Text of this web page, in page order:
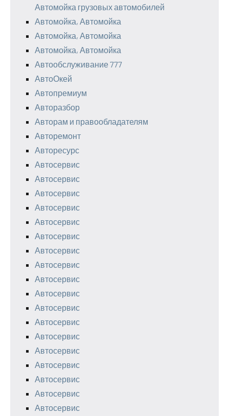
Автомойка грузовых автомобилей
Автомойка, Автомойка
Автомойка, Автомойка
Автомойка, Автомойка
Автообслуживание 777
АвтоОкей
Автопремиум
Авторазбор
Авторам и правообладателям
Авторемонт
Авторесурс
Автосервис
Автосервис
Автосервис
Автосервис
Автосервис
Автосервис
Автосервис
Автосервис
Автосервис
Автосервис
Автосервис
Автосервис
Автосервис
Автосервис
Автосервис
Автосервис
Автосервис
Автосервис